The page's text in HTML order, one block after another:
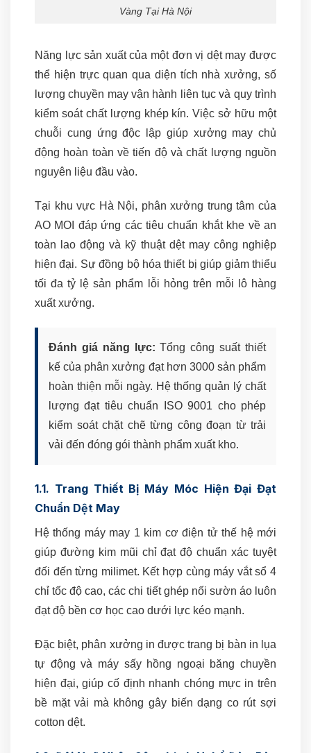
Vàng Tại Hà Nội
Năng lực sản xuất của một đơn vị dệt may được
thể hiện trực quan qua diện tích nhà xưởng, số
lượng chuyền may vận hành liên tục và quy trình
kiểm soát chất lượng khép kín. Việc sở hữu một
chuỗi cung ứng độc lập giúp xưởng may chủ
động hoàn toàn về tiến độ và chất lượng nguồn
nguyên liệu đầu vào.
Tại khu vực Hà Nội, phân xưởng trung tâm của
AO MOI đáp ứng các tiêu chuẩn khắt khe về an
toàn lao động và kỹ thuật dệt may công nghiệp
hiện đại. Sự đồng bộ hóa thiết bị giúp giảm thiểu
tối đa tỷ lệ sản phẩm lỗi hỏng trên mỗi lô hàng
xuất xưởng.
Đánh giá năng lực: Tổng công suất thiết
kế của phân xưởng đạt hơn 3000 sản phẩm
hoàn thiện mỗi ngày. Hệ thống quản lý chất
lượng đạt tiêu chuẩn ISO 9001 cho phép
kiểm soát chặt chẽ từng công đoạn từ trải
vải đến đóng gói thành phẩm xuất kho.
1.1. Trang Thiết Bị Máy Móc Hiện Đại Đạt
Chuẩn Dệt May
Hệ thống máy may 1 kim cơ điện tử thế hệ mới
giúp đường kim mũi chỉ đạt độ chuẩn xác tuyệt
đối đến từng milimet. Kết hợp cùng máy vắt sổ 4
chỉ tốc độ cao, các chi tiết ghép nối sườn áo luôn
đạt độ bền cơ học cao dưới lực kéo mạnh.
Đặc biệt, phân xưởng in được trang bị bàn in lụa
tự động và máy sấy hồng ngoại băng chuyền
hiện đại, giúp cố định nhanh chóng mực in trên
bề mặt vải mà không gây biến dạng co rút sợi
cotton dệt.